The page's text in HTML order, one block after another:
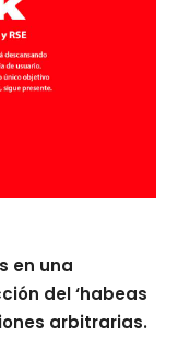
en una
del ‘habeas
arbitrarias.